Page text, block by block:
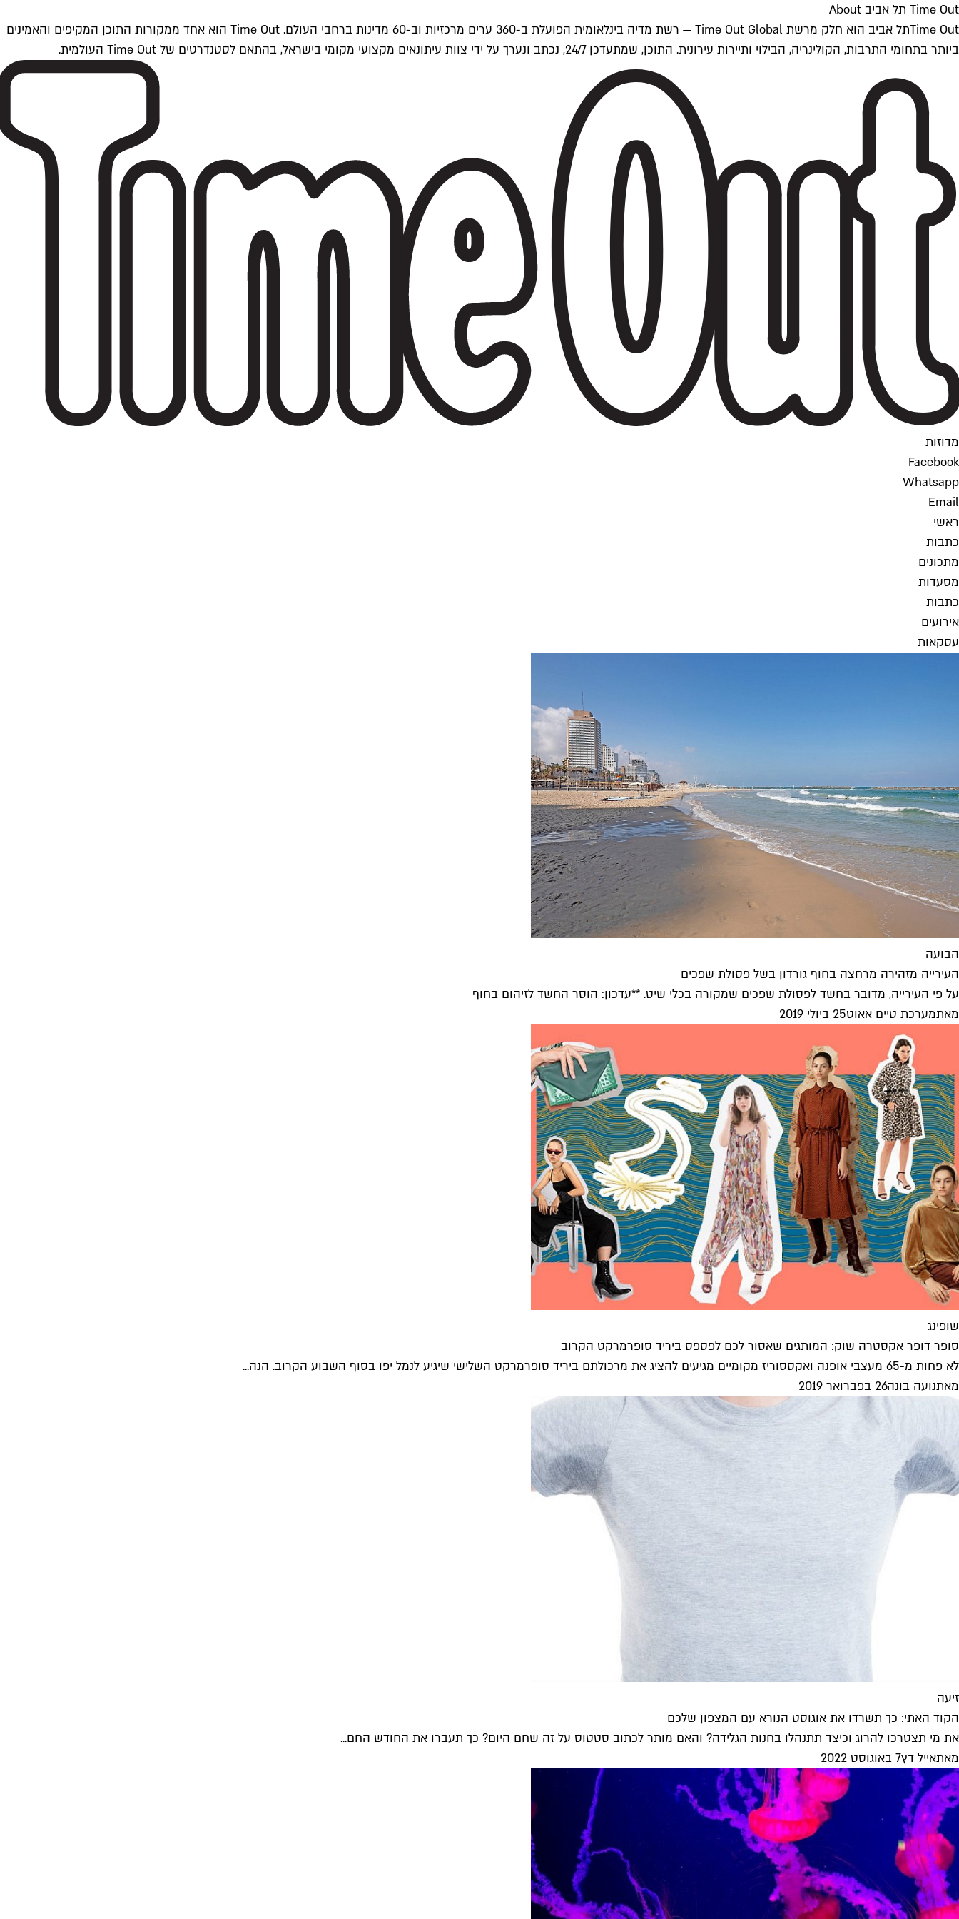
Time Out תל אביב About
Time Outתל אביב הוא חלק מרשת Time Out Global — רשת מדיה בינלאומית הפועלת ב-360 ערים מרכזיות וב-60 מדינות ברחבי העולם. Time Out הוא אחד ממקורות התוכן המקיפים והאמינים
ביותר בתחומי התרבות, הקולינריה, הבילוי ותיירות עירונית. התוכן, שמתעדכן 24/7, נכתב ונערך על ידי צוות עיתונאים מקצועי מקומי בישראל, בהתאם לסטנדרטים של Time Out העולמית.
מדוזות
Facebook
Whatsapp
Email
ראשי
כתבות
מתכונים
מסעדות
כתבות
אירועים
עסקאות
הבועה
העירייה מזהירה מרחצה בחוף גורדון בשל פסולת שפכים
על פי העירייה, מדובר בחשד לפסולת שפכים שמקורה בכלי שיט. **עדכון: הוסר החשד לזיהום בחוף
מאתמערכת טיים אאוט25 ביולי 2019
שופינג
סופר דופר אקסטרה שוק: המותגים שאסור לכם לפספס ביריד סופרמרקט הקרוב
לא פחות מ-65 מעצבי אופנה ואקססוריז מקומיים מגיעים להציג את מרכולתם ביריד סופרמרקט השלישי שיגיע לנמל יפו בסוף השבוע הקרוב. הנה...
מאתנועה בונה26 בפברואר 2019
זיעה
הקוד האתי: כך תשרדו את אוגוסט הנורא עם המצפון שלכם
את מי תצטרכו להרוג וכיצד תתנהלו בחנות הגלידה? והאם מותר לכתוב סטטוס על זה שחם היום? כך תעברו את החודש החם...
מאתאייל דץ7 באוגוסט 2022